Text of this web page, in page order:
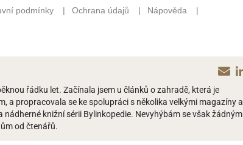
řádku let. Začínala jsem u článků o zahradě, která je
a propracovala se ke spolupráci s několika velkými magazíny a
nádherné knižní sérii Bylinkopedie. Nevyhýbám se však žádným
od čtenářů.